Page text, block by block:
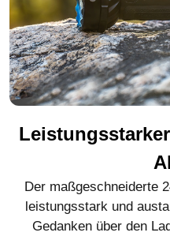
Der maßgeschneiderte
leistungsstark und
Gedanken über den